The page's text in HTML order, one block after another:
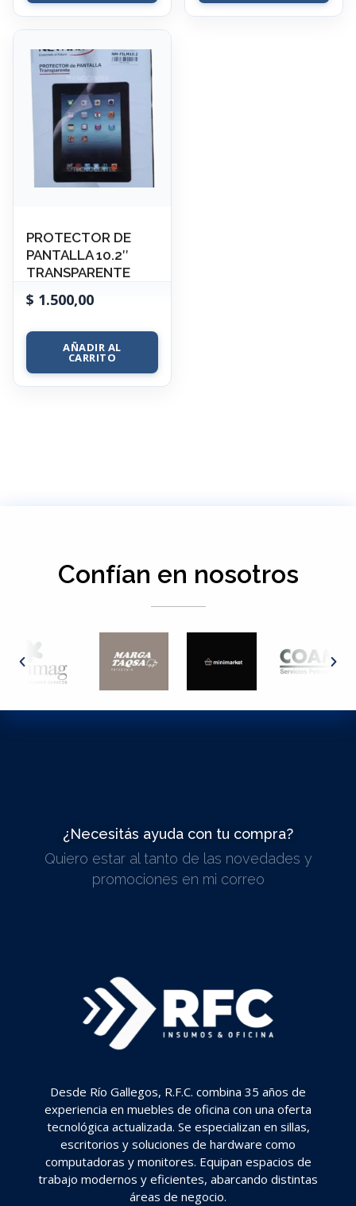
PROTECTOR DE
PANTALLA 10.2″
TRANSPARENTE
$ 1.500,00
AÑADIR AL
CARRITO
Confían en nosotros
¿Necesitás ayuda con tu compra?
ESCRIBINOS
Quiero estar al tanto de las novedades y
promociones en mi correo
Desde Río Gallegos, R.F.C. combina 35 años de
experiencia en muebles de oficina con una oferta
tecnológica actualizada. Se especializan en sillas,
escritorios y soluciones de hardware como
computadoras y monitores. Equipan espacios de
trabajo modernos y eficientes, abarcando distintas
áreas de negocio.